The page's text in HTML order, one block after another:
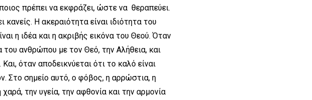
πρέπει να εκφράζει, ώστε να θεραπεύει.
Η ακεραιότητα είναι ιδιότητα του
η ιδέα και η ακριβής εικόνα του Θεού. Όταν
ανθρώπου με τον Θεό, την Αλήθεια, και
όταν αποδεικνύεται ότι το καλό είναι
Στο σημείο αυτό, ο φόβος, η αρρώστια, η
την υγεία, την αφθονία και την αρμονία